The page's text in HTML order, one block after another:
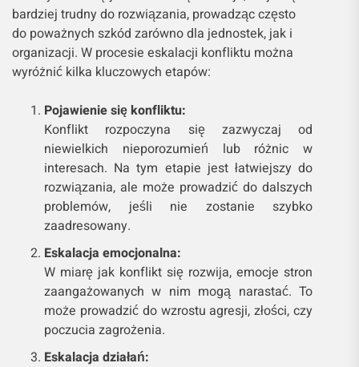
bardziej trudny do rozwiązania, prowadząc często
do poważnych szkód zarówno dla jednostek, jak i
organizacji. W procesie eskalacji konfliktu można
wyróżnić kilka kluczowych etapów:
Pojawienie się konfliktu:
Konflikt rozpoczyna się zazwyczaj od
niewielkich nieporozumień lub różnic w
interesach. Na tym etapie jest łatwiejszy do
rozwiązania, ale może prowadzić do dalszych
problemów, jeśli nie zostanie szybko
zaadresowany.
Eskalacja emocjonalna:
W miarę jak konflikt się rozwija, emocje stron
zaangażowanych w nim mogą narastać. To
może prowadzić do wzrostu agresji, złości, czy
poczucia zagrożenia.
Eskalacja działań: